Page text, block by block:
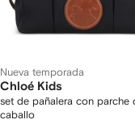
Nueva temporada
Chloé Kids
set de pañalera con parche
caballo